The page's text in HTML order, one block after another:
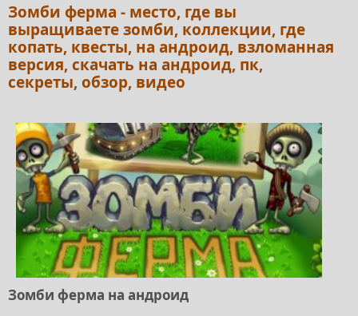
Зомби ферма - место, где вы
выращиваете зомби, коллекции, где
копать, квесты, на андроид, взломанная
версия, скачать на андроид, пк,
секреты, обзор, видео
Зомби ферма на андроид